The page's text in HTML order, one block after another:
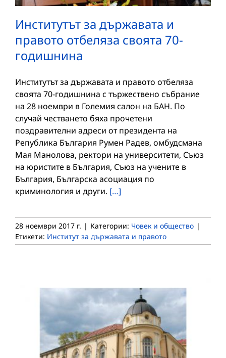
Институтът за държавата и
правото отбеляза своята 70-
годишнина
Институтът за държавата и правото отбеляза
своята 70-годишнина с тържествено събрание
на 28 ноември в Големия салон на БАН. По
случай честването бяха прочетени
поздравителни адреси от президента на
Република България Румен Радев, омбудсмана
Мая Манолова, ректори на университети, Съюз
на юристите в България, Съюз на учените в
България, Българска асоциация по
криминология и други. […]
28 ноември 2017 г. | Категории: Човек и общество |
Етикети: Институт за държавата и правото